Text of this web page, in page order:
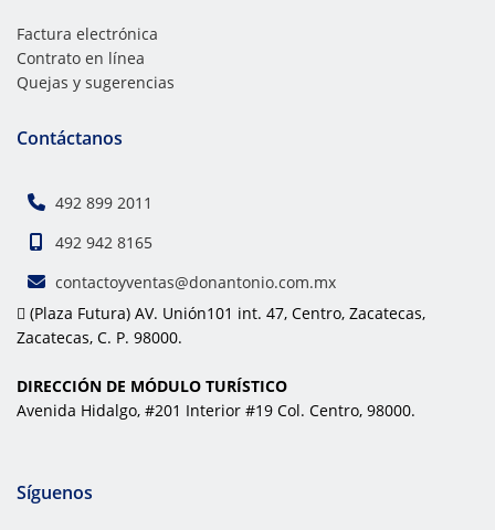
Factura electrónica
Contrato en línea
Quejas y sugerencias
Contáctanos
492 899 2011
492 942 8165
contactoyventas@donantonio.com.mx
(Plaza Futura) AV. Unión101 int. 47, Centro, Zacatecas,
Zacatecas, C. P. 98000.
DIRECCIÓN DE MÓDULO TURÍSTICO
Avenida Hidalgo, #201 Interior #19 Col. Centro, 98000.
Síguenos